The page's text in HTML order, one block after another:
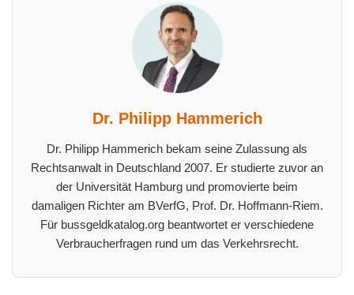
Dr. Philipp Hammerich
Dr. Philipp Hammerich bekam seine Zulassung als
Rechtsanwalt in Deutschland 2007. Er studierte zuvor an
der Universität Hamburg und promovierte beim
damaligen Richter am BVerfG, Prof. Dr. Hoffmann-Riem.
Für bussgeldkatalog.org beantwortet er verschiedene
Verbraucherfragen rund um das Verkehrsrecht.